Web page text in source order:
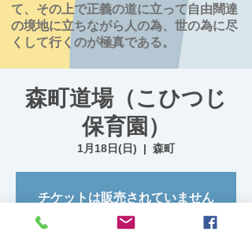
て、その上で正義の道に立って自由闊達
の境地に立ちながら人の為、世の為に尽
くして行くのが極真である。
森町道場（こひつじ
保育園）
1月18日(日)
  |
森町
チケットは販売されていません
他のイベントを見る